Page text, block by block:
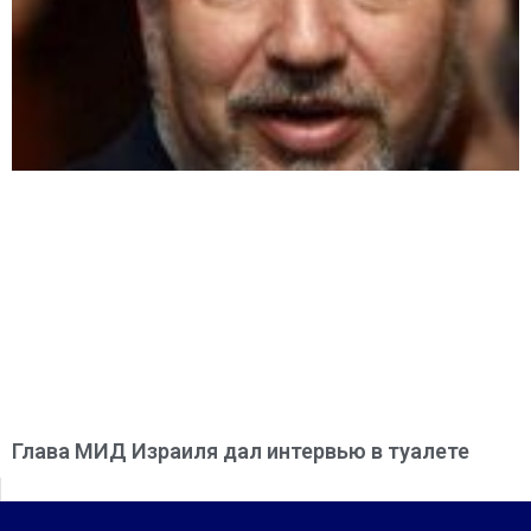
Глава МИД Израиля дал интервью в туалете